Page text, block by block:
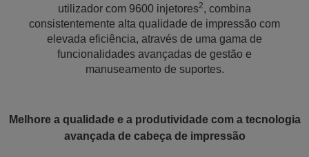
utilizador com 9600 injetores2, combina
consistentemente alta qualidade de impressão com
elevada eficiência, através de uma gama de
funcionalidades avançadas de gestão e
manuseamento de suportes.
Melhore a qualidade e a produtividade com a tecnologia
avançada de cabeça de impressão